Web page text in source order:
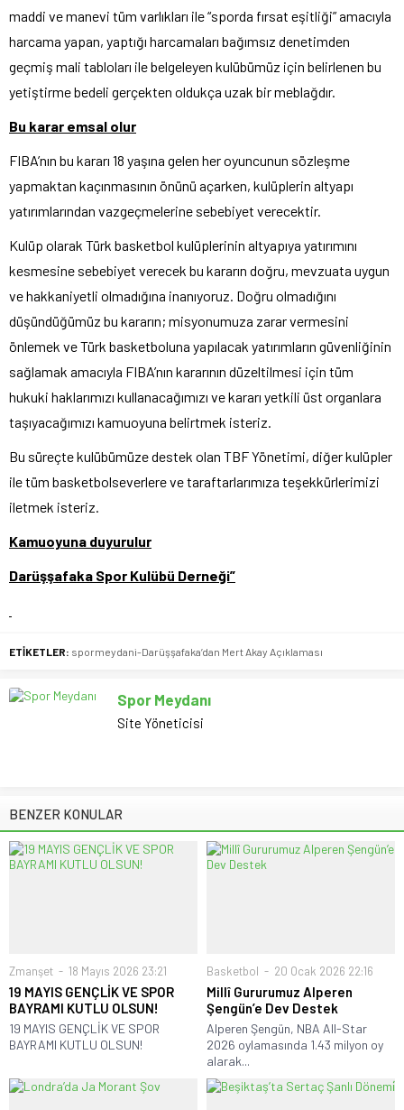
maddi ve manevi tüm varlıkları ile “sporda fırsat eşitliği” amacıyla
harcama yapan, yaptığı harcamaları bağımsız denetimden
geçmiş mali tabloları ile belgeleyen kulübümüz için belirlenen bu
yetiştirme bedeli gerçekten oldukça uzak bir meblağdır.
Bu karar emsal olur
FIBA’nın bu kararı 18 yaşına gelen her oyuncunun sözleşme
yapmaktan kaçınmasının önünü açarken, kulüplerin altyapı
yatırımlarından vazgeçmelerine sebebiyet verecektir.
Kulüp olarak Türk basketbol kulüplerinin altyapıya yatırımını
kesmesine sebebiyet verecek bu kararın doğru, mevzuata uygun
ve hakkaniyetli olmadığına inanıyoruz. Doğru olmadığını
düşündüğümüz bu kararın; misyonumuza zarar vermesini
önlemek ve Türk basketboluna yapılacak yatırımların güvenliğinin
sağlamak amacıyla FIBA’nın kararının düzeltilmesi için tüm
hukuki haklarımızı kullanacağımızı ve kararı yetkili üst organlara
taşıyacağımızı kamuoyuna belirtmek isteriz.
Bu süreçte kulübümüze destek olan TBF Yönetimi, diğer kulüpler
ile tüm basketbolseverlere ve taraftarlarımıza teşekkürlerimizi
iletmek isteriz.
Kamuoyuna duyurulur
Darüşşafaka Spor Kulübü Derneği”
ETİKETLER: spormeydani-Darüşşafaka’dan Mert Akay Açıklaması
Spor Meydanı
Site Yöneticisi
BENZER KONULAR
Zmanşet 18 Mayıs 2026 23:21
19 MAYIS GENÇLİK VE SPOR
BAYRAMI KUTLU OLSUN!
19 MAYIS GENÇLİK VE SPOR
BAYRAMI KUTLU OLSUN!
Basketbol 20 Ocak 2026 22:16
Millî Gururumuz Alperen
Şengün’e Dev Destek
Alperen Şengün, NBA All-Star
2026 oylamasında 1.43 milyon oy
alarak...